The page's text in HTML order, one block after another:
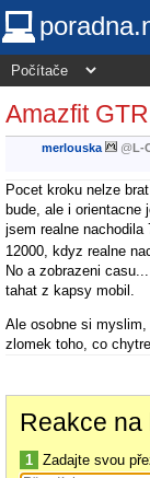
Amazfit
merlouska @L-
Pocet kroku nelze
bude, ale i orientacne
jsem realne
12000, kdyz realne
No a zobrazeni
tahat z kapsy mobil.
Ale osobne si
zlomek toho, co
Reakce na
1 Zadajte svou